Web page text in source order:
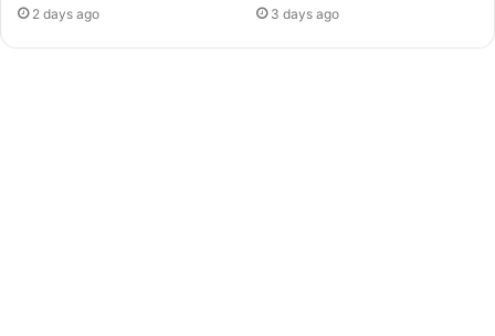
2 days ago 3 days ago